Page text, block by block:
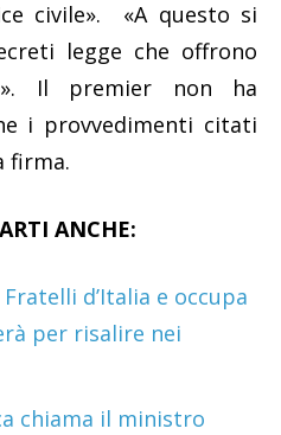
civile». «A questo si
legge che offrono
Il premier non ha
i provvedimenti citati
firma.
ANCHE:
Fratelli d’Italia e occupa
per risalire nei
chiama il ministro